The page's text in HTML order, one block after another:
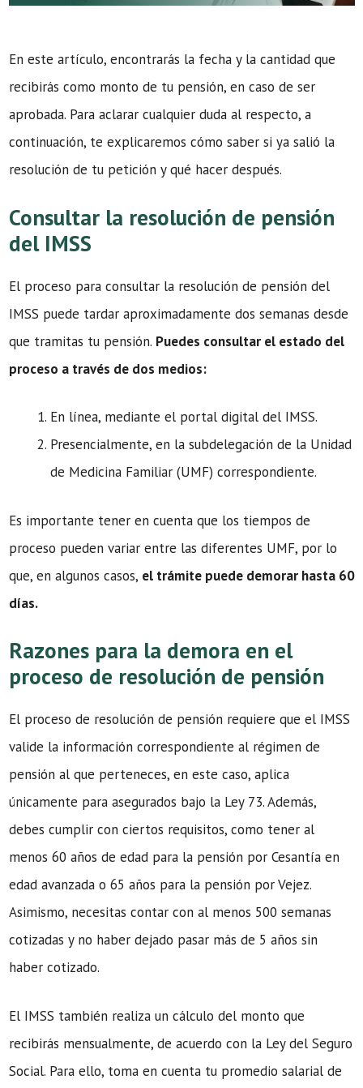
En este artículo, encontrarás la fecha y la cantidad que
recibirás como monto de tu pensión, en caso de ser
aprobada. Para aclarar cualquier duda al respecto, a
continuación, te explicaremos cómo saber si ya salió la
resolución de tu petición y qué hacer después.
Consultar la resolución de pensión
del IMSS
El proceso para consultar la resolución de pensión del
IMSS puede tardar aproximadamente dos semanas desde
que tramitas tu pensión. Puedes consultar el estado del
proceso a través de dos medios:
En línea, mediante el portal digital del IMSS.
Presencialmente, en la subdelegación de la Unidad
de Medicina Familiar (UMF) correspondiente.
Es importante tener en cuenta que los tiempos de
proceso pueden variar entre las diferentes UMF, por lo
que, en algunos casos, el trámite puede demorar hasta 60
días.
Razones para la demora en el
proceso de resolución de pensión
El proceso de resolución de pensión requiere que el IMSS
valide la información correspondiente al régimen de
pensión al que perteneces, en este caso, aplica
únicamente para asegurados bajo la Ley 73. Además,
debes cumplir con ciertos requisitos, como tener al
menos 60 años de edad para la pensión por Cesantía en
edad avanzada o 65 años para la pensión por Vejez.
Asimismo, necesitas contar con al menos 500 semanas
cotizadas y no haber dejado pasar más de 5 años sin
haber cotizado.
El IMSS también realiza un cálculo del monto que
recibirás mensualmente, de acuerdo con la Ley del Seguro
Social. Para ello, toma en cuenta tu promedio salarial de